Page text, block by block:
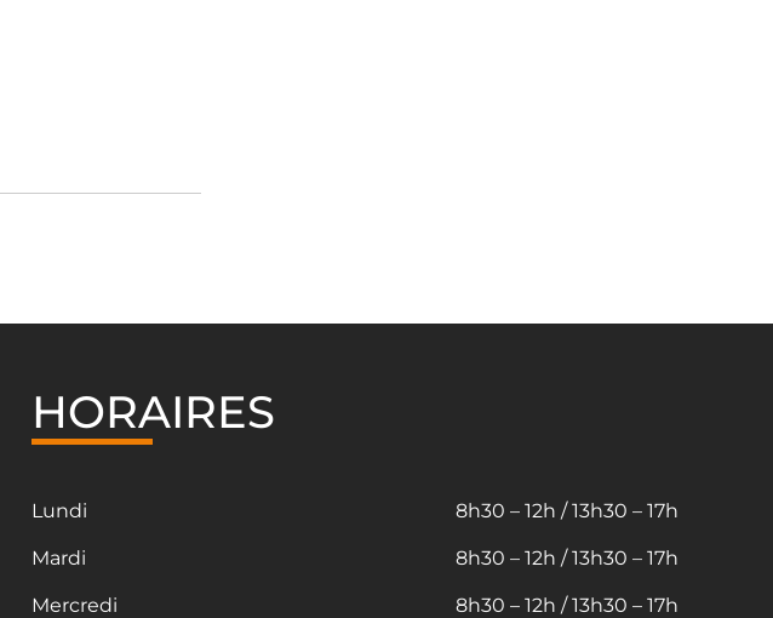
HORAIRES
Lundi
Mardi
Mercredi
8h30 – 12h / 13h30 – 17h
8h30 – 12h / 13h30 – 17h
8h30 – 12h / 13h30 – 17h